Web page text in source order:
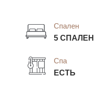
Спален
5 СПАЛЕН
Спа
ЕСТЬ